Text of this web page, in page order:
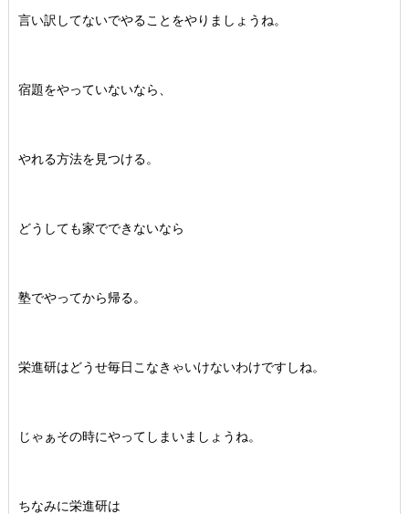
言い訳してないでやることをやりましょうね。
宿題をやっていないなら、
やれる方法を見つける。
どうしても家でできないなら
塾でやってから帰る。
栄進研はどうせ毎日こなきゃいけないわけですしね。
じゃぁその時にやってしまいましょうね。
ちなみに栄進研は